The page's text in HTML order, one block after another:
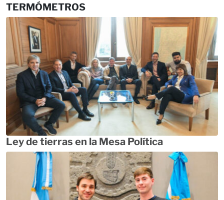
TERMÓMETROS
Ley de tierras en la Mesa Política